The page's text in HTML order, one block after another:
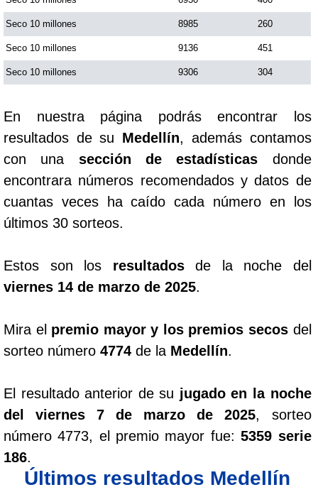
Seco 10 millones 8985 260
Seco 10 millones 9136 451
Seco 10 millones 9306 304
En nuestra página podrás encontrar los
resultados de su Medellín, además contamos
con una sección de estadísticas donde
encontrara números recomendados y datos de
cuantas veces ha caído cada número en los
últimos 30 sorteos.
Estos son los resultadosde la noche del
viernes 14 de marzo de 2025.
Mira el premio mayor y los premios secosdel
sorteo número 4774 de la Medellín.
El resultado anterior de su jugado en la noche
del viernes 7 de marzo de 2025, sorteo
número 4773, el premio mayor fue:5359 serie
186.
Últimos resultados Medellín